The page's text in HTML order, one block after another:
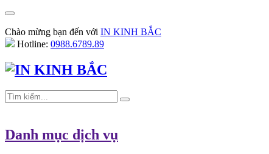
Chào mừng bạn đến với IN KINH BẮC
Hotline: 0988.6789.89
Danh mục dịch vụ